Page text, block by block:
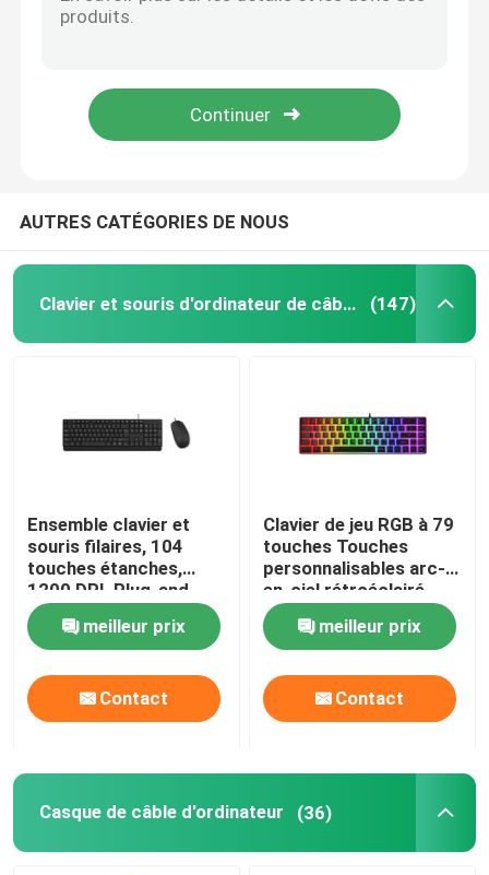
Haut-parleur de câble d'ordinateur
Caisse d'ordinateur
clavier et souris sans fil
Les amateurs de boîtes d'ordinateur
Bloc alim. d'ordinateur de jeu
Chaise de bureau ergonomique de jeu
AUTRES CATÉGORIES DE NOUS
Clavier et souris d'ordinateur de câble (147)
Ensemble clavier et
souris filaires, 104
touches étanches,
1200 DPI, Plug-and-
Play USB, pour
bureaux, écoles
meilleur prix
Contact
Clavier de jeu RGB à 79
touches Touches
personnalisables arc-
en-ciel rétroéclairé
USB
meilleur prix
Contact
Casque de câble d'ordinateur (36)